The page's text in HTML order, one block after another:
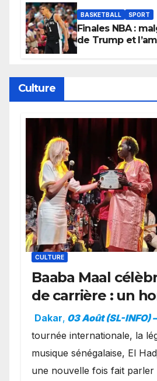
BASKETBALL SPORT
Finales NBA :
de Trump et
Culture
CULTURE
Baaba Maal
de carrière : un
exceptionnel à
présence de la
royale.
Dakar, 03 Août (SL-INFO) –
tournée internationale, la
musique sénégalaise, El
une nouvelle fois fait parler